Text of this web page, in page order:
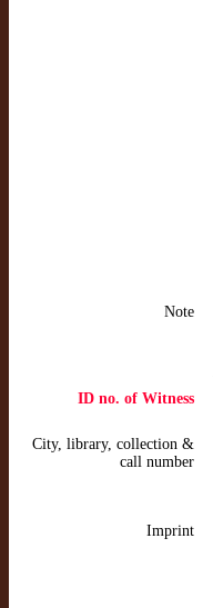
Note
ID no. of Witness
City, library, collection &
call number
Imprint